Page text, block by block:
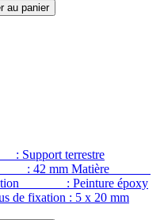
au panier
terrestre
: 42 mm Matière
: Peinture époxy
fixation : 5 x 20 mm